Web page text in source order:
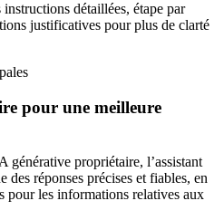
détaillées, étape par
justificatives pour plus de clarté
pour une meilleure
générative propriétaire, l’assistant
des réponses précises et fiables, en
pour les informations relatives aux